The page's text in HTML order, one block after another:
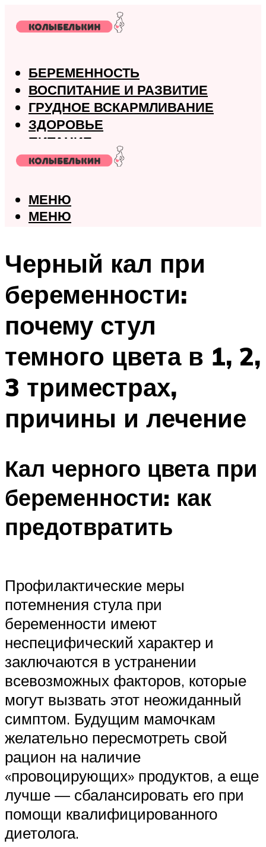
БЕРЕМЕННОСТЬ
ВОСПИТАНИЕ И РАЗВИТИЕ
ГРУДНОЕ ВСКАРМЛИВАНИЕ
ЗДОРОВЬЕ
ПИТАНИЕ
РОДЫ
МЕНЮ
МЕНЮ
Черный кал при
беременности:
почему стул
темного цвета в 1, 2,
3 триместрах,
причины и лечение
Кал черного цвета при
беременности: как
предотвратить
Профилактические меры
потемнения стула при
беременности имеют
неспецифический характер и
заключаются в устранении
всевозможных факторов, которые
могут вызвать этот неожиданный
симптом. Будущим мамочкам
желательно пересмотреть свой
рацион на наличие
«провоцирующих» продуктов, а еще
лучше — сбалансировать его при
помощи квалифицированного
диетолога.